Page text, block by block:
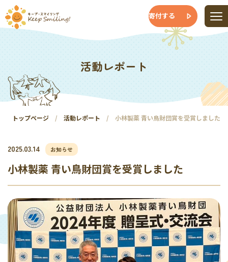
寄付する
活動レポート
トップページ 活動レポート 小林製薬 青い鳥財団賞を受賞しました
2025.03.14 お知らせ
小林製薬 青い鳥財団賞を受賞しました